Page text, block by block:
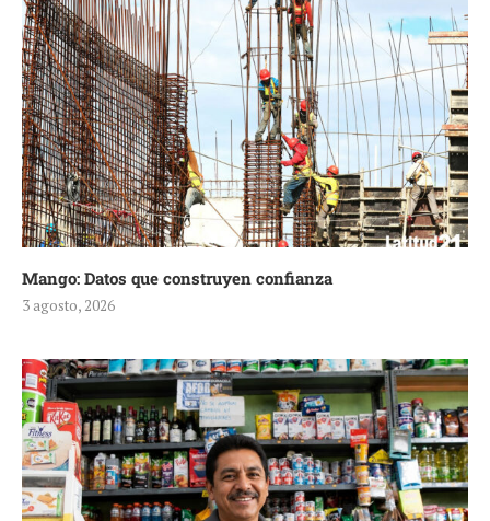
Mango: Datos que construyen confianza
3 agosto, 2026